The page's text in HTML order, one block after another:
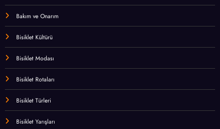
Bakım ve Onarım
Bisiklet Kültürü
Bisiklet Modası
Bisiklet Rotaları
Bisiklet Türleri
Bisiklet Yarışları